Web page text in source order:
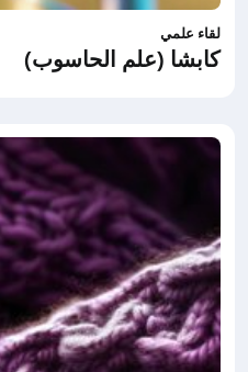
لقاء علمي
كابشا (علم الحاسوب)